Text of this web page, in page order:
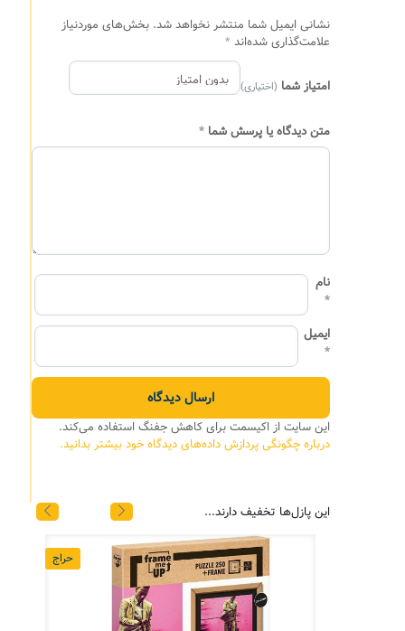
نشانی ایمیل شما منتشر نخواهد شد. بخش‌های موردنیاز
علامت‌گذاری شده‌اند *
امتیاز شما (اختیاری)
متن دیدگاه یا پرسش شما *
نام
*
ایمیل
*
این سایت از اکیسمت برای کاهش جفنگ استفاده می‌کند.
درباره چگونگی پردازش داده‌های دیدگاه خود بیشتر بدانید.
این پازل‌ها تخفیف دارند...
حراج